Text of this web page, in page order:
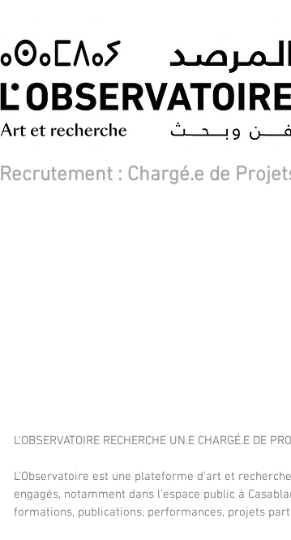
Recrutement : Chargé.e de
L'OBSERVATOIRE RECHERCHE UN.E CHARGÉ.E DE
L’Observatoire est une plateforme d’art et
engagés, notamment dans l’espace public à
formations, publications, performances, projets